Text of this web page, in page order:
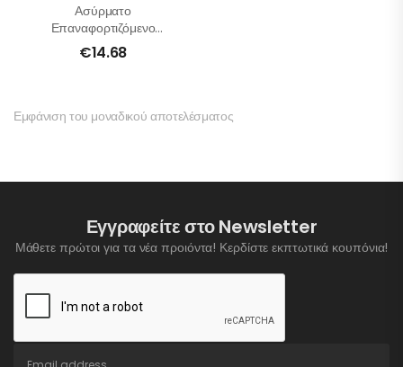
Ασύρματο
Επαναφορτιζόμενο
Σκουπάκι
€14.68
Εμφάνιση του μοναδικού αποτελέσματος
Εγγραφείτε στο Newsletter
Μάθετε πρώτοι για τα νέα προιόντα! Κερδίστε εκπτωτικά κουπόνια!